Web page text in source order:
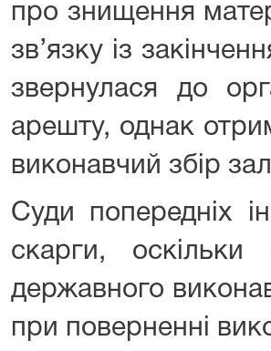
про знищення
зв’язку із
звернулася до
арешту, однак
виконавчий збір
Суди попередніх
скарги,
державного
при поверненні